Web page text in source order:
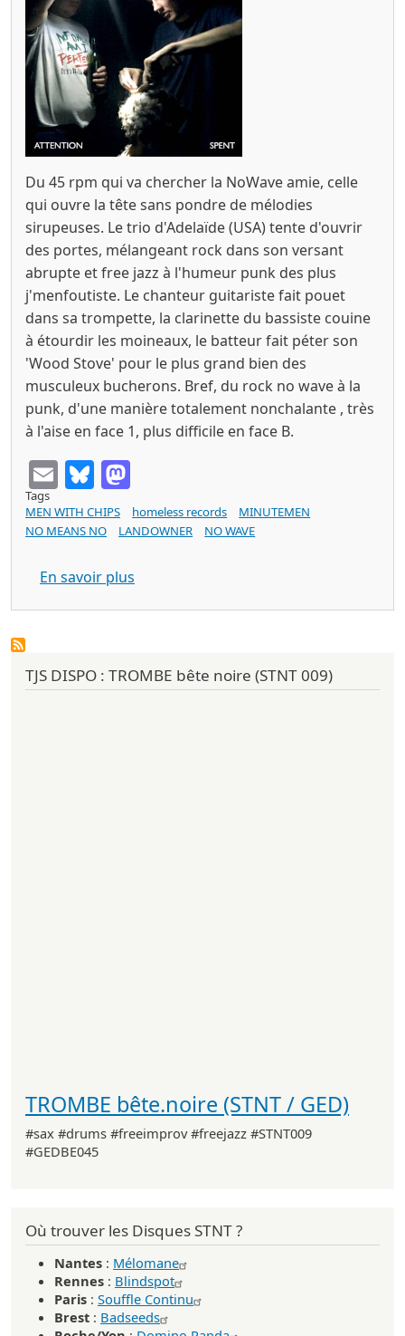
Du 45 rpm qui va chercher la NoWave amie, celle
qui ouvre la tête sans pondre de mélodies
sirupeuses. Le trio d'Adelaïde (USA) tente d'ouvrir
des portes, mélangeant rock dans son versant
abrupte et free jazz à l'humeur punk des plus
j'menfoutiste. Le chanteur guitariste fait pouet
dans sa trompette, la clarinette du bassiste couine
à étourdir les moineaux, le batteur fait péter son
'Wood Stove' pour le plus grand bien des
musculeux bucherons. Bref, du rock no wave à la
punk, d'une manière totalement nonchalante , très
à l'aise en face 1, plus difficile en face B.
EmailBluesky
Tags
MEN WITH CHIPS
homeless records
MINUTEMEN
NO MEANS NO
LANDOWNER NO WAVE
En savoir plus
TJS DISPO : TROMBE bête noire (STNT 009)
TROMBE bête.noire (STNT / GED)
#sax #drums #freeimprov #freejazz #STNT009
#GEDBE045
Où trouver les Disques STNT ?
Nantes : Mélomane
Rennes : Blindspot
Paris : Souffle Continu
Brest : Badseeds